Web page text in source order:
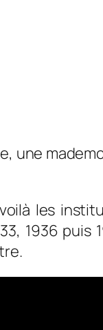
une
les
1936 puis